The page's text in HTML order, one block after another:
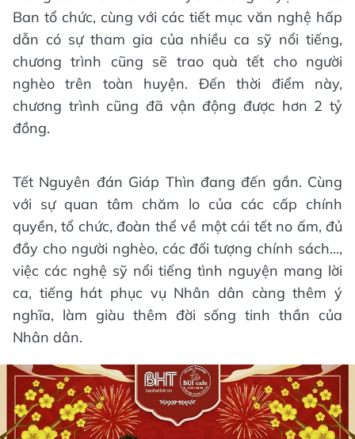
Ban tổ chức, cùng với các tiết mục văn nghệ hấp
dẫn có sự tham gia của nhiều ca sỹ nổi tiếng,
chương trình cũng sẽ trao quà tết cho người
nghèo trên toàn huyện. Đến thời điểm này,
chương trình cũng đã vận động được hơn 2 tỷ
đồng.
Tết Nguyên đán Giáp Thìn đang đến gần. Cùng
với sự quan tâm chăm lo của các cấp chính
quyền, tổ chức, đoàn thể về một cái tết no ấm, đủ
đầy cho người nghèo, các đối tượng chính sách...,
việc các nghệ sỹ nổi tiếng tình nguyện mang lời
ca, tiếng hát phục vụ Nhân dân càng thêm ý
nghĩa, làm giàu thêm đời sống tinh thần của
Nhân dân.